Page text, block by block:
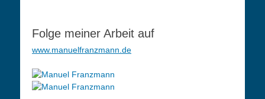
Folge meiner Arbeit auf
www.manuelfranzmann.de